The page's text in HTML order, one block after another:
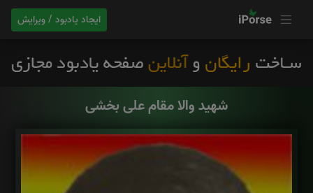
ایجاد یادبود / ویرایش
شهید والا مقام علی بخشی